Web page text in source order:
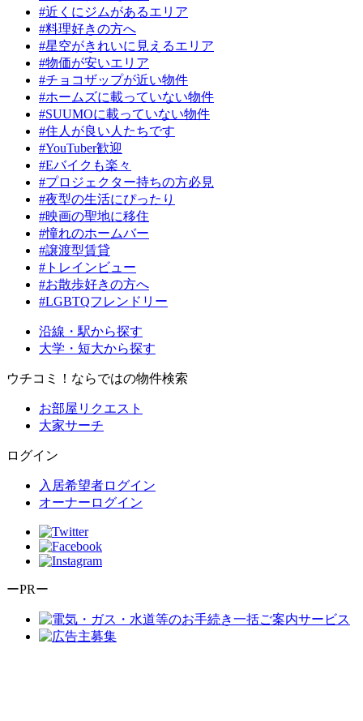
#近くにジムがあるエリア
#料理好きの方へ
#星空がきれいに見えるエリア
#物価が安いエリア
#チョコザップが近い物件
#ホームズに載っていない物件
#SUUMOに載っていない物件
#住人が良い人たちです
#YouTuber歓迎
#Eバイクも楽々
#プロジェクター持ちの方必見
#夜型の生活にぴったり
#映画の聖地に移住
#憧れのホームバー
#譲渡型賃貸
#トレインビュー
#お散歩好きの方へ
#LGBTQフレンドリー
沿線・駅から探す
大学・短大から探す
ウチコミ！ならではの物件検索
お部屋リクエスト
大家サーチ
ログイン
入居希望者ログイン
オーナーログイン
ーPRー